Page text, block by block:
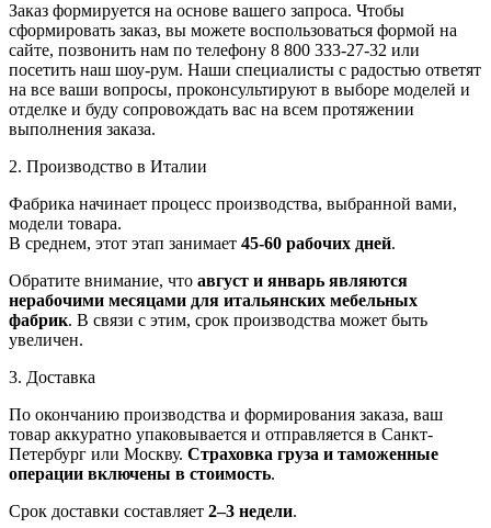
Заказ формируется на основе вашего запроса. Чтобы
сформировать заказ, вы можете воспользоваться формой на
сайте, позвонить нам по телефону 8 800 333-27-32 или
посетить наш шоу-рум. Наши специалисты с радостью ответят
на все ваши вопросы, проконсультируют в выборе моделей и
отделке и буду сопровождать вас на всем протяжении
выполнения заказа.
2. Производство в Италии
Фабрика начинает процесс производства, выбранной вами,
модели товара.
В среднем, этот этап занимает 45-60 рабочих дней.
Обратите внимание, что август и январь являются
нерабочими месяцами для итальянских мебельных
фабрик. В связи с этим, срок производства может быть
увеличен.
3. Доставка
По окончанию производства и формирования заказа, ваш
товар аккуратно упаковывается и отправляется в Санкт-
Петербург или Москву. Страховка груза и таможенные
операции включены в стоимость.
Срок доставки составляет 2–3 недели.